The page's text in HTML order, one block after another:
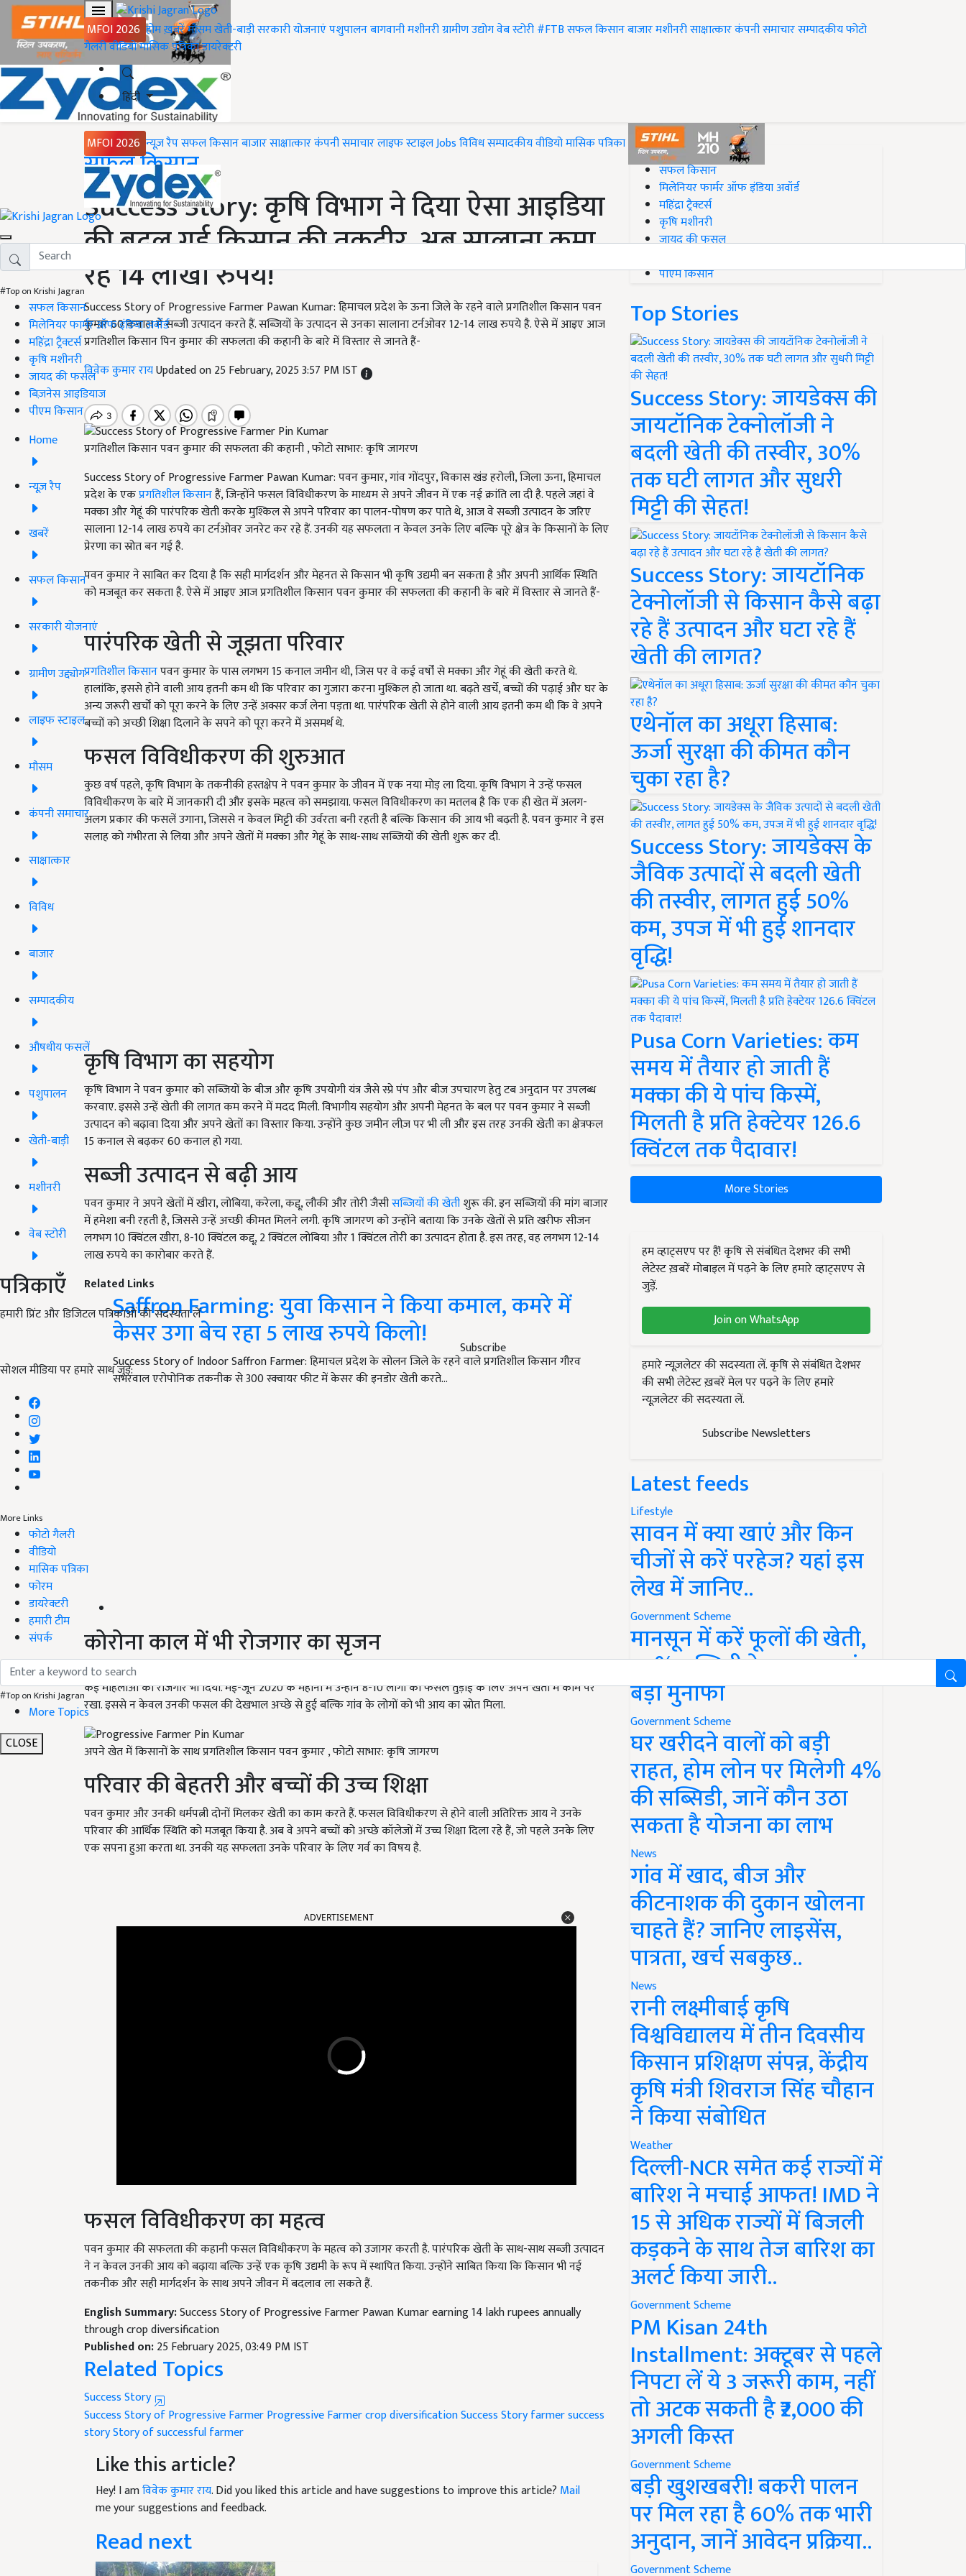
MFOI 2026 होमख़बरेंमौसमखेती-बाड़ीसरकारी योजनाएंपशुपालनबागवानीमशीनरीग्रामीण उद्योगवेब स्टोरी#FTBसफल किसानबाजारमशीनरीसाक्षात्कारकंपनी समाचारसम्पादकीयफोटो
गैलरीवीडियोमासिक पत्रिकाडायरेक्टरी
हिंदी
MFOI 2026 न्यूज़ रैपसफल किसानबाजारसाक्षात्कारकंपनी समाचारलाइफ स्टाइलJobsविविधसम्पादकीयवीडियोमासिक पत्रिका
#Top on Krishi Jagran
सफल किसान
मिलेनियर फार्मर ऑफ इंडिया अवॉर्ड
महिंद्रा ट्रैक्टर्स
कृषि मशीनरी
जायद की फसल
बिज़नेस आइडियाज
पीएम किसान
Home
न्यूज़ रैप
खबरें
सफल किसान
सरकारी योजनाएं
ग्रामीण उद्द्योग
लाइफ स्टाइल
मौसम
कंपनी समाचार
साक्षात्कार
विविध
बाजार
सम्पादकीय
औषधीय फसलें
पशुपालन
खेती-बाड़ी
मशीनरी
वेब स्टोरी
पत्रिकाएँ
हमारी प्रिंट और डिजिटल पत्रिकाओं की सदस्यता लें
Subscribe
सोशल मीडिया पर हमारे साथ जुड़ें:
More Links
फोटो गैलरी
वीडियो
मासिक पत्रिका
फोरम
डायरेक्टरी
हमारी टीम
संपर्क
#Top on Krishi Jagran
More Topics
CLOSE
Home
सफल किसान
Success Story: कृषि विभाग ने दिया ऐसा आइडिया
की बदल गई किसान की तकदीर, अब सालाना कमा
रहे 14 लाखों रुपये!
Success Story of Progressive Farmer Pawan Kumar: हिमाचल प्रदेश के ऊना जिले के रहने वाले प्रगतिशील किसान पवन
कुमार 60 कनाल में सब्जी उत्पादन करते हैं. सब्जियों के उत्पादन से उनका सालाना टर्नओवर 12-14 लाख रुपये है. ऐसे में आइए आज
प्रगतिशील किसान पिन कुमार की सफलता की कहानी के बारे में विस्तार से जानते हैं-
विवेक कुमार रायUpdated on 25 February, 2025 3:57 PM IST
प्रगतिशील किसान पवन कुमार की सफलता की कहानी , फोटो साभार: कृषि जागरण
Success Story of Progressive Farmer Pawan Kumar: पवन कुमार, गांव गोंदपुर, विकास खंड हरोली, जिला ऊना, हिमाचल
प्रदेश के एकप्रगतिशील किसानहैं, जिन्होंने फसल विविधीकरण के माध्यम से अपने जीवन में एक नई क्रांति ला दी है. पहले जहां वे
मक्का और गेहूं की पारंपरिक खेती करके मुश्किल से अपने परिवार का पालन-पोषण कर पाते थे, आज वे सब्जी उत्पादन के जरिए
सालाना 12-14 लाख रुपये का टर्नओवर जनरेट कर रहे हैं. उनकी यह सफलता न केवल उनके लिए बल्कि पूरे क्षेत्र के किसानों के लिए
प्रेरणा का स्रोत बन गई है.
पवन कुमार ने साबित कर दिया है कि सही मार्गदर्शन और मेहनत से किसान भी कृषि उद्यमी बन सकता है और अपनी आर्थिक स्थिति
को मजबूत कर सकता है. ऐसे में आइए आज प्रगतिशील किसान पवन कुमार की सफलता की कहानी के बारे में विस्तार से जानते हैं-
पारंपरिक खेती से जूझता परिवार
प्रगतिशील किसानपवन कुमार के पास लगभग 15 कनाल जमीन थी, जिस पर वे कई वर्षों से मक्का और गेहूं की खेती करते थे.
हालांकि, इससे होने वाली आय इतनी कम थी कि परिवार का गुजारा करना मुश्किल हो जाता था. बढ़ते खर्चे, बच्चों की पढ़ाई और घर के
अन्य जरूरी खर्चों को पूरा करने के लिए उन्हें अक्सर कर्ज लेना पड़ता था. पारंपरिक खेती से होने वाली आय इतनी कम थी कि वे अपने
बच्चों को अच्छी शिक्षा दिलाने के सपने को पूरा करने में असमर्थ थे.
फसल विविधीकरण की शुरुआत
कुछ वर्ष पहले, कृषि विभाग के तकनीकी हस्तक्षेप ने पवन कुमार के जीवन में एक नया मोड़ ला दिया. कृषि विभाग ने उन्हें फसल
विविधीकरण के बारे में जानकारी दी और इसके महत्व को समझाया. फसल विविधीकरण का मतलब है कि एक ही खेत में अलग-
अलग प्रकार की फसलें उगाना, जिससे न केवल मिट्टी की उर्वरता बनी रहती है बल्कि किसान की आय भी बढ़ती है. पवन कुमार ने इस
सलाह को गंभीरता से लिया और अपने खेतों में मक्का और गेहूं के साथ-साथ सब्जियों की खेती शुरू कर दी.
कृषि विभाग का सहयोग
कृषि विभाग ने पवन कुमार को सब्जियों के बीज और कृषि उपयोगी यंत्र जैसे स्प्रे पंप और बीज उपचारण हेतु टब अनुदान पर उपलब्ध
करवाए. इससे उन्हें खेती की लागत कम करने में मदद मिली. विभागीय सहयोग और अपनी मेहनत के बल पर पवन कुमार ने सब्जी
उत्पादन को बढ़ावा दिया और अपने खेतों का विस्तार किया. उन्होंने कुछ जमीन लीज़ पर भी ली और इस तरह उनकी खेती का क्षेत्रफल
15 कनाल से बढ़कर 60 कनाल हो गया.
सब्जी उत्पादन से बढ़ी आय
पवन कुमार ने अपने खेतों में खीरा, लोबिया, करेला, कद्दू, लौकी और तोरी जैसीसब्जियों की खेतीशुरू की. इन सब्जियों की मांग बाजार
में हमेशा बनी रहती है, जिससे उन्हें अच्छी कीमत मिलने लगी. कृषि जागरण को उन्होंने बताया कि उनके खेतों से प्रति खरीफ सीजन
लगभग 10 क्विंटल खीरा, 8-10 क्विंटल कद्दू, 2 क्विंटल लोबिया और 1 क्विंटल तोरी का उत्पादन होता है. इस तरह, वह लगभग 12-14
लाख रुपये का कारोबार करते हैं.
Related Links
Saffron Farming: युवा किसान ने किया कमाल, कमरे में
केसर उगा बेच रहा 5 लाख रुपये किलो!
Success Story of Indoor Saffron Farmer: हिमाचल प्रदेश के सोलन जिले के रहने वाले प्रगतिशील किसान गौरव
सभरवाल एरोपोनिक तकनीक से 300 स्क्वायर फीट में केसर की इनडोर खेती करते…
कोरोना काल में भी रोजगार का सृजन
कोरोना महामारी के दौरान जब पूरा देश लॉकडाउन की स्थिति में था, पवन कुमार ने न केवल अपनी खेती को जारी रखा बल्कि गांव की
कई महिलाओं को रोजगार भी दिया. मई-जून 2020 के महीनों में उन्होंने 8-10 लोगों को फसल तुड़ाई के लिए अपने खेतों में काम पर
रखा. इससे न केवल उनकी फसल की देखभाल अच्छे से हुई बल्कि गांव के लोगों को भी आय का स्रोत मिला.
अपने खेत में किसानों के साथ प्रगतिशील किसान पवन कुमार , फोटो साभार: कृषि जागरण
परिवार की बेहतरी और बच्चों की उच्च शिक्षा
पवन कुमार और उनकी धर्मपत्नी दोनों मिलकर खेती का काम करते हैं. फसल विविधीकरण से होने वाली अतिरिक्त आय ने उनके
परिवार की आर्थिक स्थिति को मजबूत किया है. अब वे अपने बच्चों को अच्छे कॉलेजों में उच्च शिक्षा दिला रहे हैं, जो पहले उनके लिए
एक सपना हुआ करता था. उनकी यह सफलता उनके परिवार के लिए गर्व का विषय है.
फसल विविधीकरण का महत्व
पवन कुमार की सफलता की कहानी फसल विविधीकरण के महत्व को उजागर करती है. पारंपरिक खेती के साथ-साथ सब्जी उत्पादन
ने न केवल उनकी आय को बढ़ाया बल्कि उन्हें एक कृषि उद्यमी के रूप में स्थापित किया. उन्होंने साबित किया कि किसान भी नई
तकनीक और सही मार्गदर्शन के साथ अपने जीवन में बदलाव ला सकते हैं.
English Summary:
Success Story of Progressive Farmer Pawan Kumar earning 14 lakh rupees annually
through crop diversification
Published on:25 February 2025, 03:49 PM IST
Related Topics
Success Story
Success Story of Progressive Farmer
storyStory of successful farmer
Like this article?
Hey! I amविवेक कुमार राय. Did you liked this article and have suggestions to improve this article?
me your suggestions and feedback.
Read next
#Top on Krishi Jagran
सफल किसान
मिलेनियर फार्मर ऑफ इंडिया अवॉर्ड
महिंद्रा ट्रैक्टर्स
कृषि मशीनरी
जायद की फसल
पीएम किसान
Top Stories
Success Story: जायडेक्स की
जायटॉनिक टेक्नोलॉजी ने
बदली खेती की तस्वीर, 30%
तक घटी लागत और सुधरी
मिट्टी की सेहत!
Success Story: जायटॉनिक
टेक्नोलॉजी से किसान कैसे बढ़ा
रहे हैं उत्पादन और घटा रहे हैं
खेती की लागत?
एथेनॉल का अधूरा हिसाब:
ऊर्जा सुरक्षा की कीमत कौन
चुका रहा है?
Success Story: जायडेक्स के
जैविक उत्पादों से बदली खेती
की तस्वीर, लागत हुई 50%
कम, उपज में भी हुई शानदार
वृद्धि!
Pusa Corn Varieties: कम
समय में तैयार हो जाती हैं
मक्का की ये पांच किस्में,
मिलती है प्रति हेक्टेयर 126.6
क्विंटल तक पैदावार!
More Stories
हम व्हाट्सएप पर हैं! कृषि से संबंधित देशभर की सभी
लेटेस्ट ख़बरें मोबाइल में पढ़ने के लिए हमारे व्हाट्सएप से
जुड़ें.
Join on WhatsApp
हमारे न्यूज़लेटर की सदस्यता लें. कृषि से संबंधित देशभर
की सभी लेटेस्ट ख़बरें मेल पर पढ़ने के लिए हमारे
न्यूज़लेटर की सदस्यता लें.
Subscribe Newsletters
Latest feeds
Lifestyle
सावन में क्या खाएं और किन
चीजों से करें परहेज? यहां इस
लेख में जानिए..
Government Scheme
मानसून में करें फूलों की खेती,
50% सब्सिडी के साथ कमाएं
बड़ा मुनाफा
Government Scheme
घर खरीदने वालों को बड़ी
राहत, होम लोन पर मिलेगी 4%
की सब्सिडी, जानें कौन उठा
सकता है योजना का लाभ
News
गांव में खाद, बीज और
कीटनाशक की दुकान खोलना
चाहते हैं? जानिए लाइसेंस,
पात्रता, खर्च सबकुछ..
News
रानी लक्ष्मीबाई कृषि
विश्वविद्यालय में तीन दिवसीय
किसान प्रशिक्षण संपन्न, केंद्रीय
कृषि मंत्री शिवराज सिंह चौहान
ने किया संबोधित
Weather
दिल्ली-NCR समेत कई राज्यों में
बारिश ने मचाई आफत! IMD ने
15 से अधिक राज्यों में बिजली
कड़कने के साथ तेज बारिश का
अलर्ट किया जारी..
Government Scheme
PM Kisan 24th
Installment: अक्टूबर से पहले
निपटा लें ये 3 जरूरी काम, नहीं
तो अटक सकती है ₹2,000 की
अगली किस्त
Government Scheme
बड़ी खुशखबरी! बकरी पालन
पर मिल रहा है 60% तक भारी
अनुदान, जानें आवेदन प्रक्रिया..
Government Scheme